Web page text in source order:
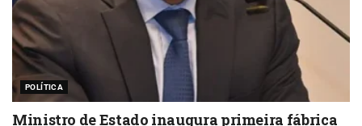
POLÍTICA
Ministro de Estado inaugura primeira fábrica